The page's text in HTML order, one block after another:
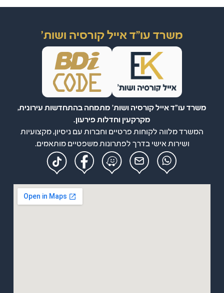
משרד עו"ד אייל קורסיה ושות'
משרד עו"ד אייל קורסיה ושות' מתמחה בהתחדשות עירונית,
מקרקעין וחדלות פירעון.
המשרד מלווה לקוחות פרטיים וחברות עם ניסיון, מקצועיות
ושירות אישי בדרך לפתרונות משפטיים מותאמים.